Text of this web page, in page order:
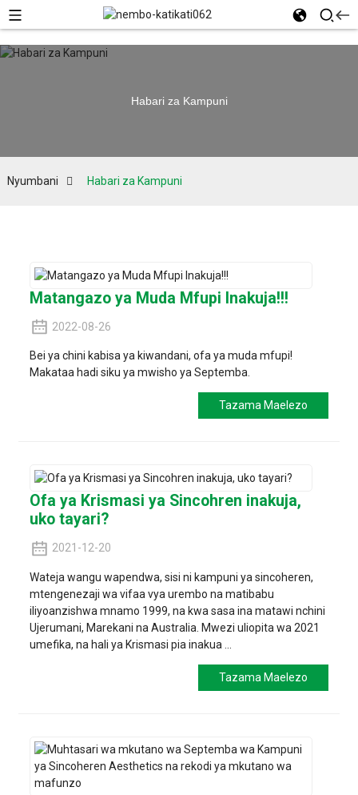
Habari za Kampuni
Nyumbani Habari za Kampuni
Matangazo ya Muda Mfupi Inakuja!!!
2022-08-26
Bei ya chini kabisa ya kiwandani, ofa ya muda mfupi!
Makataa hadi siku ya mwisho ya Septemba.
Tazama Maelezo
Ofa ya Krismasi ya Sincohren inakuja,
uko tayari?
2021-12-20
Wateja wangu wapendwa, sisi ni kampuni ya sincoheren,
mtengenezaji wa vifaa vya urembo na matibabu
iliyoanzishwa mnamo 1999, na kwa sasa ina matawi nchini
Ujerumani, Marekani na Australia. Mwezi uliopita wa 2021
umefika, na hali ya Krismasi pia inakua ...
Tazama Maelezo